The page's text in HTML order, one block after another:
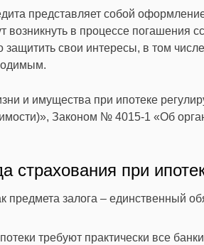
представляет собой
возникнуть в процессе погашения
защитить свои интересы, в том
и имущества при ипотеке
Законом № 4015-1 «Об
страхования при
предмета залога – единственный
требуют практически все